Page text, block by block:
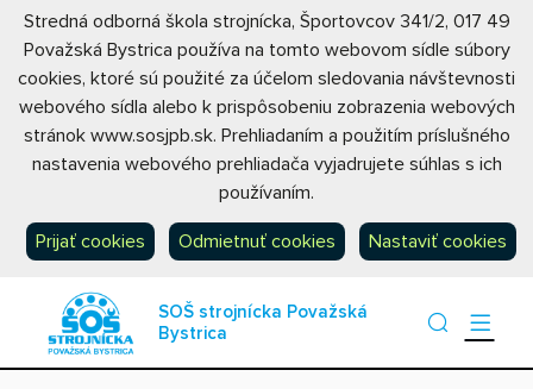
Stredná odborná škola strojnícka, Športovcov 341/2, 017 49
Považská Bystrica používa na tomto webovom sídle súbory
cookies, ktoré sú použité za účelom sledovania návštevnosti
webového sídla alebo k prispôsobeniu zobrazenia webových
stránok www.sosjpb.sk. Prehliadaním a použitím príslušného
nastavenia webového prehliadača vyjadrujete súhlas s ich
používaním.
Prijať cookies Odmietnuť cookies Nastaviť cookies
SOŠ strojnícka Považská
Bystrica